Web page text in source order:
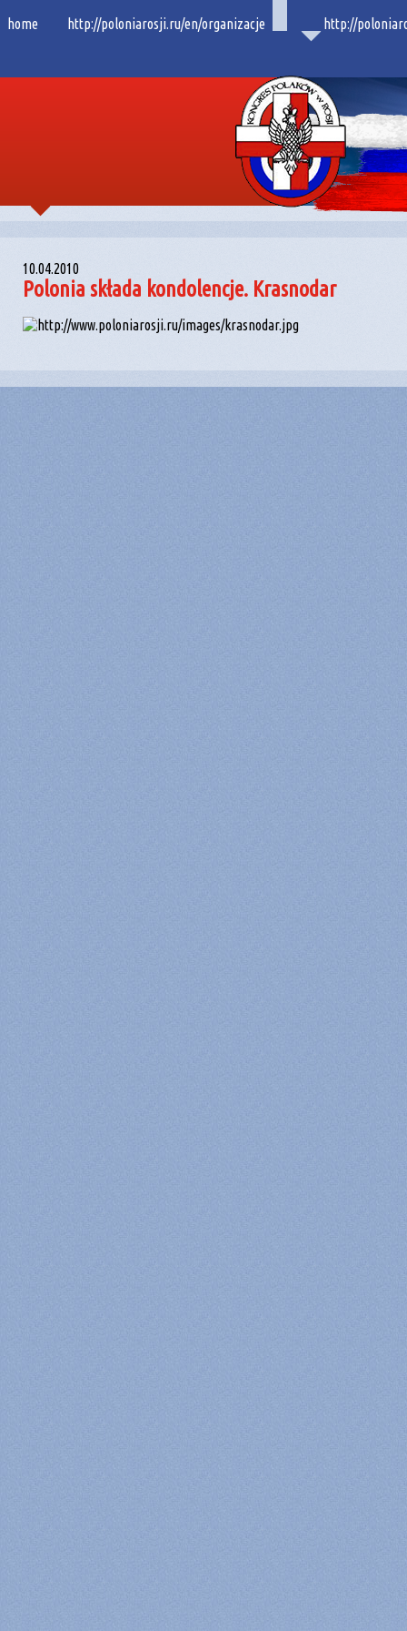
home http://poloniarosji.ru/en/organizacje http://
10.04.2010
Polonia składa kondolencje. Krasnodar